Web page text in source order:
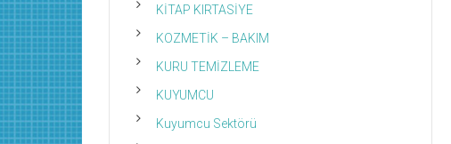
KİTAP KIRTASİYE
KOZMETİK – BAKIM
KURU TEMİZLEME
KUYUMCU
Kuyumcu Sektörü